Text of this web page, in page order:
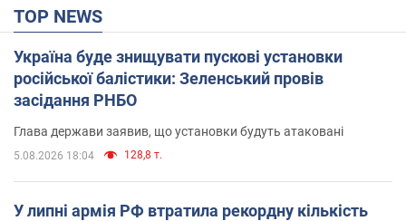
TOP NEWS
Україна буде знищувати пускові установки
російської балістики: Зеленський провів
засідання РНБО
Глава держави заявив, що установки будуть атаковані
5.08.2026 18:04 128,8 т.
У липні армія РФ втратила рекордну кількість